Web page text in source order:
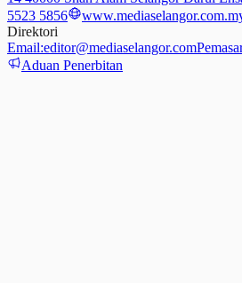
5523 5856
Direktori
Email:editor@mediaselangor.com
Aduan Penerbitan